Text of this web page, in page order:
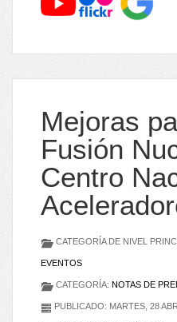
Mejoras
Fusión
Centro
CATEGORÍA DE NIVEL
EVENTOS
CATEGORÍA: NOTAS DE
PUBLICADO: MARTES, 28